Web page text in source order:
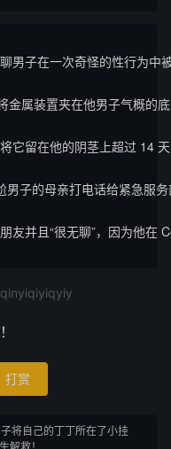
男子在一次奇怪的性行为中
金属装置夹在他男子气概的
它留在他的阴茎上超过 14
子的母亲打电话给紧急服
友并且“很无聊”，因为他在
打赏
将自己的丁丁所在了小挂